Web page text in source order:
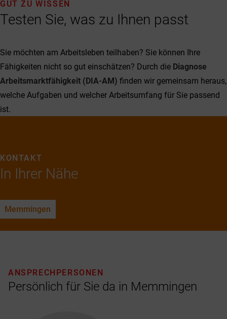
Testen Sie, was zu Ihnen passt
GUT ZU WISSEN
Sie möchten am Arbeitsleben teilhaben? Sie können Ihre
Fähigkeiten nicht so gut einschätzen? Durch die Diagnose
Arbeitsmarktfähigkeit (DIA-AM) finden wir gemeinsam heraus,
welche Aufgaben und welcher Arbeitsumfang für Sie passend
ist.
In Ihrer Nähe
KONTAKT
Memmingen
Persönlich für Sie da in Memmingen
ANSPRECHPERSONEN